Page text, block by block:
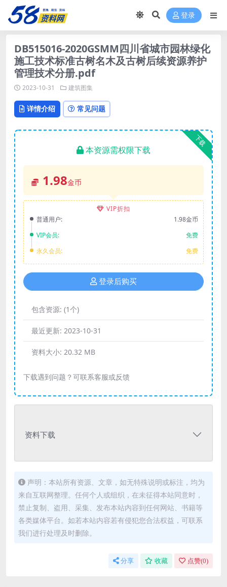
登录
DB515016-2020GSMM四川省城市园林绿化
施工技术标准古树名木及古树后续资源养护
管理技术分册.pdf
2023-10-31 建筑图集
详情介绍 常见问题
下载
本资源需权限下载
1.98金币
VIP折扣
普通用户:
1.98金币
VIP会员:
免费
永久会员:
免费
登录后购买
包含资源: (1个)
最近更新: 2023-10-31
资料大小: 20.32 MB
下载遇到问题？可联系客服或反馈
资料下载
声明：本站所有资源、文章，如无特殊说明或标注，均为
来自互联网整理。任何个人或组织，在未征得本站同意时，
禁止复制、盗用、采集、发布本站内容到任何网站、书籍等
各类媒体平台。如若本站内容若有侵犯您合法权益，可联系
我们进行处理及时删除。
分享 收藏 点赞(0)